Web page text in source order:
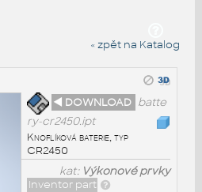
« zpět na Katalog
◄ DOWNLOAD batte
ry-cr2450.ipt
Knoflíková baterie, typ
CR2450
kat: Výkonové prvky
Inventor part